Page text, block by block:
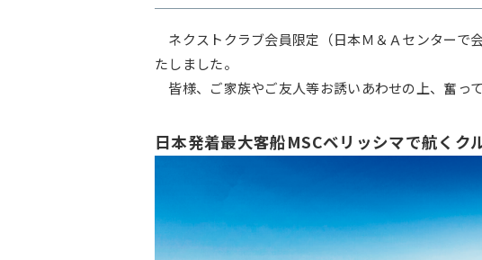
ネクストクラブ会員限定（日本Ｍ＆Ａセンターで
たしました。
皆様、ご家族やご友人等お誘いあわせの上、奮っ
日本発着最大客船MSCベリッシマで航くク